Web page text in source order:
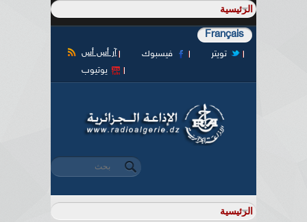
Français
آر أس أس فيسبوك
تويتر
يوتيوب
استمارة البحث
‏بحث ‏